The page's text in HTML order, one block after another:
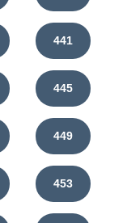
441
445
449
453